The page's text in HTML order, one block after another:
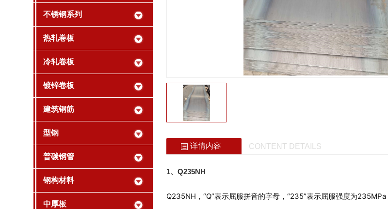
不锈钢系列
热轧卷板
冷轧卷板
镀锌卷板
建筑钢筋
型钢
普碳钢管
钢构材料
中厚板
详情内容 CONTENT DETAILS
1、Q235NH
Q235NH，“Q”表示屈服拼音的字母，“235”表示屈服强度为235MPa